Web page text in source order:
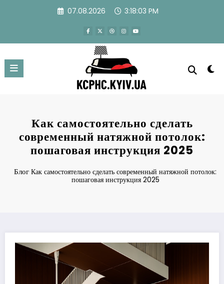
07.08.2026 3:18:04 PM
Как самостоятельно сделать
современный натяжной потолок:
пошаговая инструкция 2025
Блог Как самостоятельно сделать современный натяжной потолок:
пошаговая инструкция 2025